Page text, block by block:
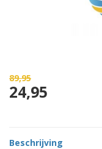
89,95
24,95
Beschrijving